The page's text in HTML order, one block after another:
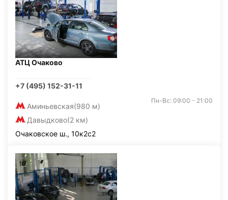
АТЦ Очаково
+7 (495) 152-31-11
Аминьевская(980 м)
Давыдково(2 км)
Пн-Вс: 09:00 - 21:00
Очаковское ш., 10к2с2